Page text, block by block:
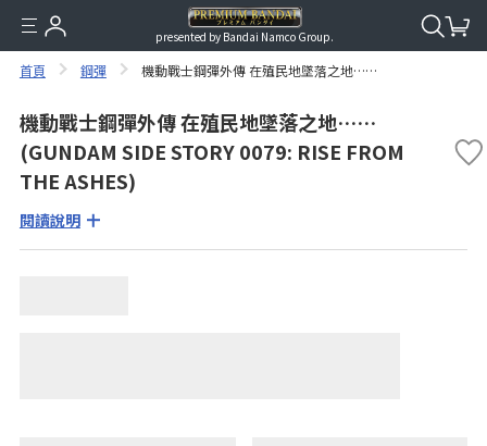
presented by Bandai Namco Group.
首頁 鋼彈 機動戰士鋼彈外傳 在殖民地墜落之地……
機動戰士鋼彈外傳 在殖民地墜落之地……
(GUNDAM SIDE STORY 0079: RISE FROM
THE ASHES)
閱讀說明